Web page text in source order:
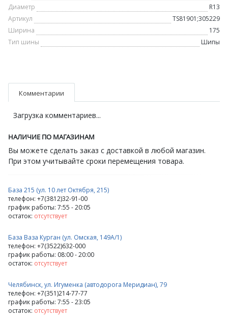
Диаметр
R13
Артикул
TS81901;305229
Ширина
175
Тип шины
Шипы
Комментарии
Загрузка комментариев...
НАЛИЧИЕ ПО МАГАЗИНАМ
Вы можете сделать заказ с доставкой в любой магазин.
При этом учитывайте сроки перемещения товара.
База 215 (ул. 10 лет Октября, 215)
телефон: +7(3812)32-91-00
график работы: 7:55 - 20:05
остаток: отсутствует
База Ваза Курган (ул. Омская, 149А/1)
телефон: +7(3522)632-000
график работы: 08:00 - 20:00
остаток: отсутствует
Челябинск, ул. Игуменка (автодорога Меридиан), 79
телефон: +7(351)214-77-77
график работы: 7:55 - 23:05
остаток: отсутствует